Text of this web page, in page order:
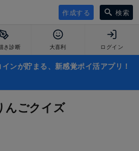
作成する 検索
き診断 大喜利 ログイン
ンが貯まる、新感覚ポイ活アプリ！
んごクイズ